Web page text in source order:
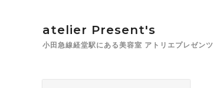
atelier Present's
小田急線経堂駅にある美容室 アトリエプレゼンツ